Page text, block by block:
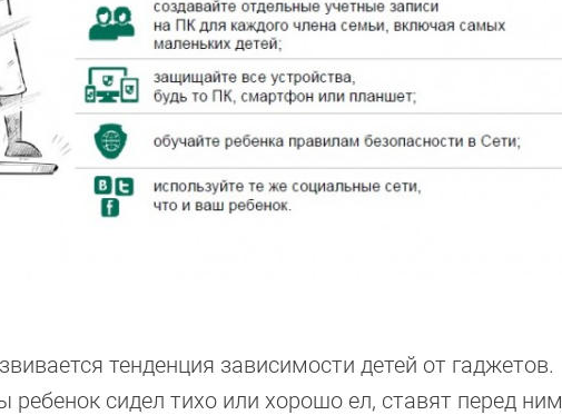
тенденция зависимости детей от гаджетов.
сидел тихо или хорошо ел, ставят перед ним